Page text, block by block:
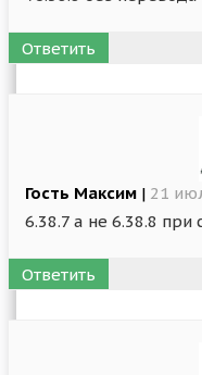
Ответить
Гость Максим | 21
6.38.7 а не 6.38.8 при
Ответить